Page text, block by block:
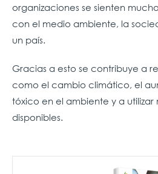
organizaciones se sienten
con el medio ambiente, la
un país.
Gracias a esto se contribuye a
como el cambio climático, el
tóxico en el ambiente y a utilizar
disponibles.